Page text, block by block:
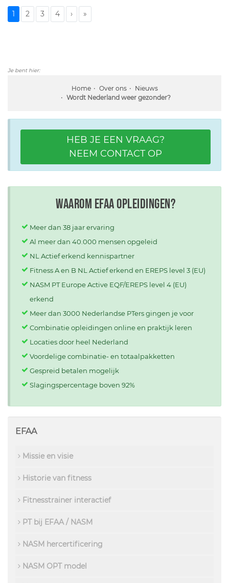
1 2 3 4 › »
Je bent hier:
Home Over ons
Nieuws
Wordt Nederland weer gezonder?
HEB JE EEN VRAAG?
NEEM CONTACT OP
Waarom EFAA opleidingen?
Meer dan 38 jaar ervaring
Al meer dan 40.000 mensen opgeleid
NL Actief erkend kennispartner
Fitness A en B NL Actief erkend en EREPS level 3 (EU)
NASM PT Europe Active EQF/EREPS level 4 (EU)
erkend
Meer dan 3000 Nederlandse PTers gingen je voor
Combinatie opleidingen online en praktijk leren
Locaties door heel Nederland
Voordelige combinatie- en totaalpakketten
Gespreid betalen mogelijk
Slagingspercentage boven 92%
EFAA
Missie en visie
Historie van fitness
Fitnesstrainer interactief
PT bij EFAA / NASM
NASM hercertificering
NASM OPT model